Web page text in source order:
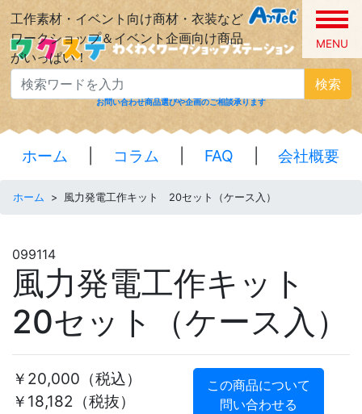
工作素材・イベント向け商材・衣装など
ワークショップ＆イベント企画向け商品
がいっぱい！
MENU
検索
お問い合わせ商品選びや企画のご相談承ります
ホーム コラム FAQ 会社概要
ホーム > 風力発電工作キット 20セット（ケース入）
099114
風力発電工作キット
20セット（ケース入）
￥20,000 （税込）
￥18,182（税抜）
この商品について
問い合わせる